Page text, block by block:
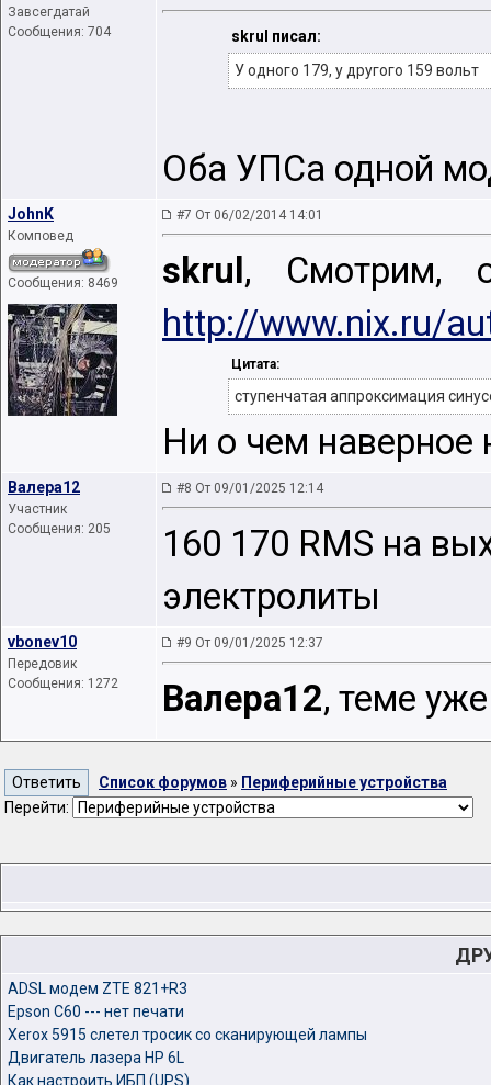
Завсегдатай
Сообщения: 704
skrul писал:
У одного 179, у другого 159 вольт
Оба УПСа одной
JohnK
Комповед
Сообщения: 8469
#7 От 06/02/2014 14:01
skrul , Смотрим,
http://www.nix.ru/
Цитата:
ступенчатая аппроксимация
Ни о чем наверное
Валера12
Участник
Сообщения: 205
#8 От 09/01/2025 12:14
160 170 RMS на
электролиты
vbonev10
Передовик
Сообщения: 1272
#9 От 09/01/2025 12:37
Валера12, теме
Список форумов » Периферийные устройства
Перейти:
ADSL модем ZTE 821+R3
Epson C60 --- нет печати
Xerox 5915 cлетел тросик со сканирующей лампы
Двигатель лазера HP 6L
Как настроить ИБП (UPS)